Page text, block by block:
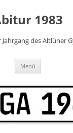
1983
des Altlüner
Menü